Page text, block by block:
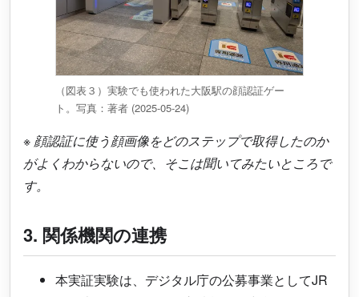
（図表３）実験でも使われた大阪駅の顔認証ゲー
ト。写真：著者 (2025-05-24)
※ 顔認証に使う顔画像をどのステップで取得したのか
がよくわからないので、そこは聞いてみたいところで
す。
3. 関係機関の連携
本実証実験は、デジタル庁の公募事業としてJR